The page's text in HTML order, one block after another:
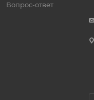
Вопрос-ответ